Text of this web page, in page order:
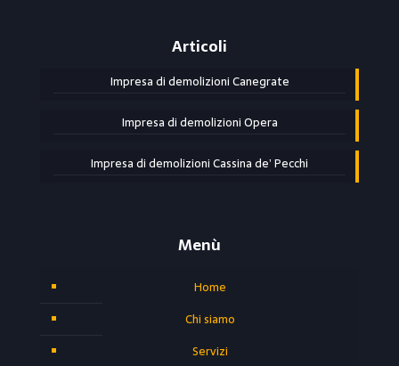
Articoli
Impresa di demolizioni Canegrate
Impresa di demolizioni Opera
Impresa di demolizioni Cassina de’ Pecchi
Menù
Home
Chi siamo
Servizi